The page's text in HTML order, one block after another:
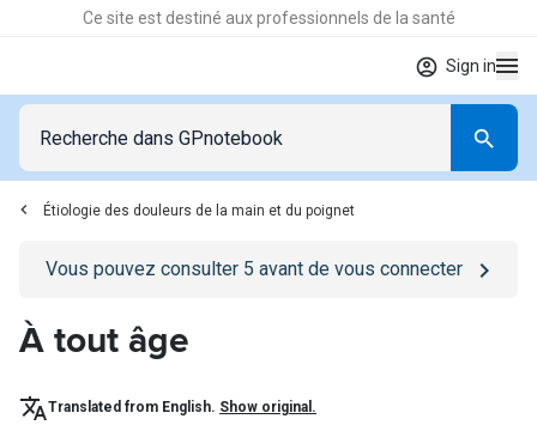
Ce site est destiné aux professionnels de la santé
Sign in
Étiologie des douleurs de la main et du poignet
Go to/se-connecterpage
Vous pouvez consulter 5 avant de vous connecter
À tout âge
Translated from English. Show original.